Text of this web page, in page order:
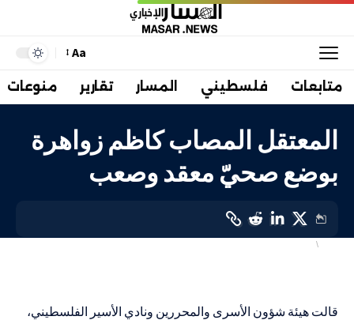
Aa
متابعات فلسطيني المسار تقارير منوعات
المعتقل المصاب كاظم زواهرة
بوضع صحيّ معقد وصعب
أسرىفلسطيني
قالت هيئة شؤون الأسرى والمحررين ونادي الأسير الفلسطيني،